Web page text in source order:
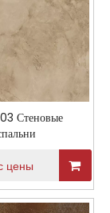
Стеновые
цены